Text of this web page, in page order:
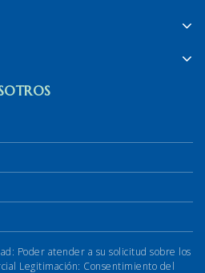
Poder atender a su solicitud sobre los
Legitimación: Consentimiento del